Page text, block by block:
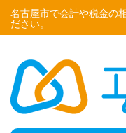
名古屋市で会計や税金の
ださい。